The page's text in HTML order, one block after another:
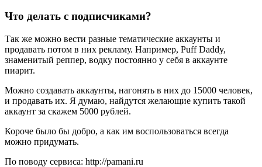
Что делать с подписчиками?
Так же можно вести разные тематические аккаунты и
продавать потом в них рекламу. Например, Puff Daddy,
знаменитый реппер, водку постоянно у себя в аккаунте
пиарит.
Можно создавать аккаунты, нагонять в них до 15000 человек,
и продавать их. Я думаю, найдутся желающие купить такой
аккаунт за скажем 5000 рублей.
Короче было бы добро, а как им воспользоваться всегда
можно придумать.
По поводу сервиса: http://pamani.ru